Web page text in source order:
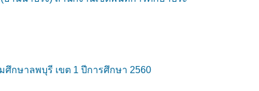
ศึกษาลพบุรี เขต 1 ปีการศึกษา 2560